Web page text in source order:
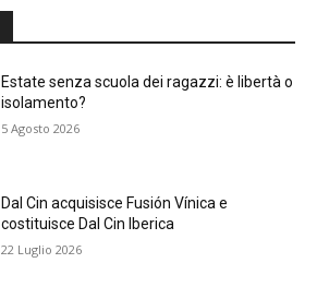
Estate senza scuola dei ragazzi: è libertà o
isolamento?
5 Agosto 2026
Dal Cin acquisisce Fusión Vínica e
costituisce Dal Cin Iberica
22 Luglio 2026